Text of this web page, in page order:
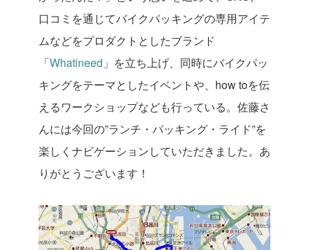
口コミを通じてバイクパッキングの専用アイテ
ムなどをプロダクトとしたブランド
「Whatineed 」を立ち上げ、同時にバイクパッ
キングをテーマとしたイベントや、how toを伝
えるワークショップなども行っている。佐藤さ
んには今回の”ランチ・パッキング・ライド”を
楽しくナビゲーションしていただきました。あ
りがとうございます！